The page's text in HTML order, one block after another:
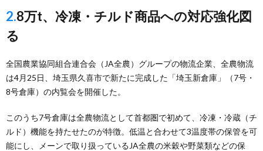
2.8万t、冷凍・チルド商品への対応強化図
る
全国農業協同組合連合会（JA全農）グループの物流企業、全農物流
は4月25日、埼玉県久喜市で新たに完成した「埼玉新倉庫」（7号・
8号倉庫）の内覧会を開催した。
このうち7号倉庫は全農物流として首都圏で初めて、冷凍・冷蔵（チ
ルド）機能を持たせたのが特徴。低温と合わせて3温度帯の保管を可
能にし、メーンで取り扱っているJA全農の米穀や野菜類などの保